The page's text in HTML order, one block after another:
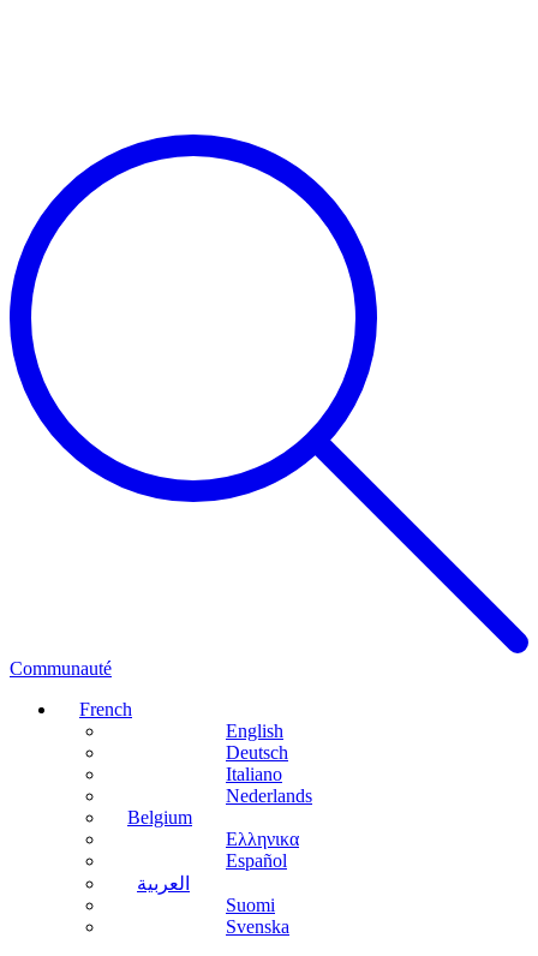
Communauté
French
English
Deutsch
Italiano
Nederlands
Belgium
Ελληνικα
Español
العربية
Suomi
Svenska